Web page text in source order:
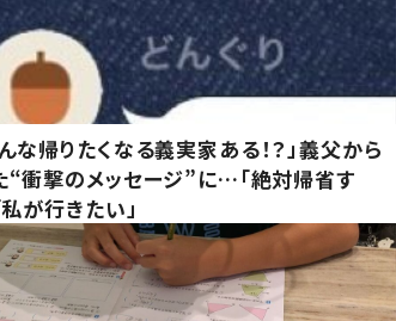
な帰りたくなる義実家ある！？」義父から
“衝撃のメッセージ”に…「絶対帰省す
私が行きたい」